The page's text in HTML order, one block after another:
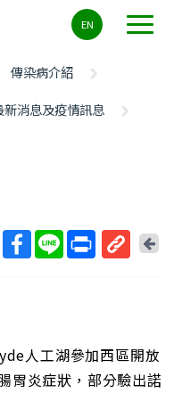
EN
傳染病介紹
新消息及疫情訊息
址
回
人工湖參加西區開放
胃炎症狀，部分驗出諾